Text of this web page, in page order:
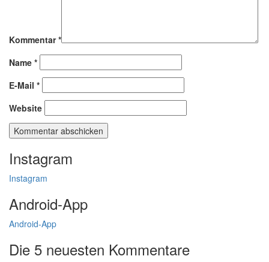
Kommentar*
Name *
E-Mail *
Website
Instagram
Instagram
Android-App
Android-App
Die 5 neuesten Kommentare